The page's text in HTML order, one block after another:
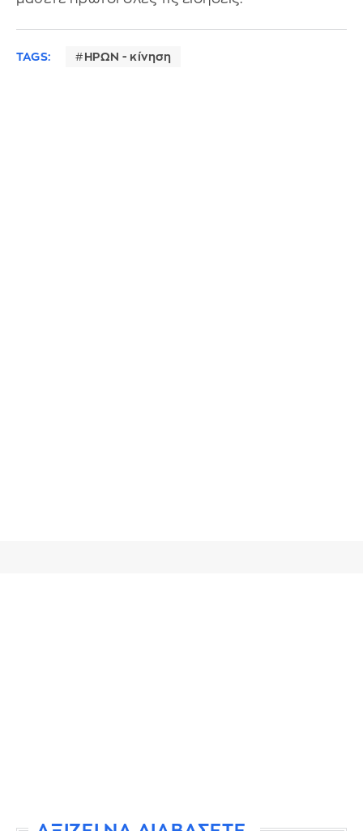
TAGS: ΗΡΩΝ - κίνηση